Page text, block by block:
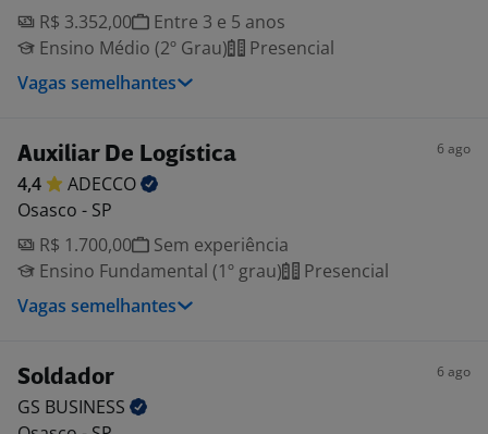
R$ 3.352,00
Entre 3 e 5 anos
Ensino Médio (2º Grau)
Presencial
Vagas semelhantes
Auxiliar De Logística 6 ago
4,4
ADECCO
Osasco - SP
R$ 1.700,00
Sem experiência
Ensino Fundamental (1º grau)
Presencial
Vagas semelhantes
Soldador 6 ago
GS BUSINESS